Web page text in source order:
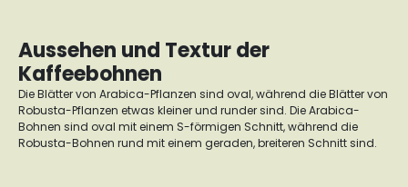
Aussehen und Textur der
Kaffeebohnen
Die Blätter von Arabica-Pflanzen sind oval, während die Blätter von
Robusta-Pflanzen etwas kleiner und runder sind. Die Arabica-
Bohnen sind oval mit einem S-förmigen Schnitt, während die
Robusta-Bohnen rund mit einem geraden, breiteren Schnitt sind.